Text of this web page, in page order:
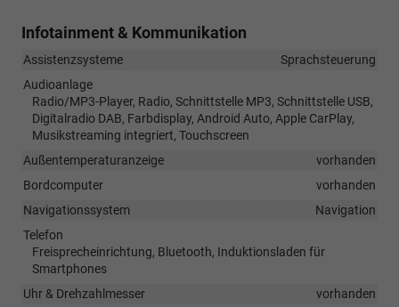
Infotainment & Kommunikation
Assistenzsysteme
Sprachsteuerung
Audioanlage
Radio/MP3-Player, Radio, Schnittstelle MP3, Schnittstelle USB,
Digitalradio DAB, Farbdisplay, Android Auto, Apple CarPlay,
Musikstreaming integriert, Touchscreen
Außentemperaturanzeige
vorhanden
Bordcomputer
vorhanden
Navigationssystem
Navigation
Telefon
Freisprecheinrichtung, Bluetooth, Induktionsladen für
Smartphones
Uhr & Drehzahlmesser
vorhanden